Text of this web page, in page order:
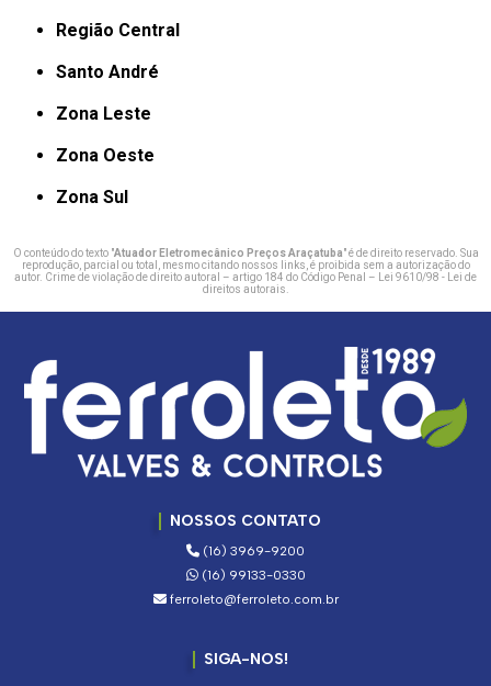
Região Central
Santo André
Zona Leste
Zona Oeste
Zona Sul
O conteúdo do texto "Atuador Eletromecânico Preços Araçatuba" é de direito reservado. Sua
reprodução, parcial ou total, mesmo citando nossos links, é proibida sem a autorização do
autor. Crime de violação de direito autoral – artigo 184 do Código Penal –
Lei 9610/98 - Lei de
direitos autorais
NOSSOS CONTATO
(16) 3969-9200
(16) 99133-0330
ferroleto@ferroleto.com.br
SIGA-NOS!